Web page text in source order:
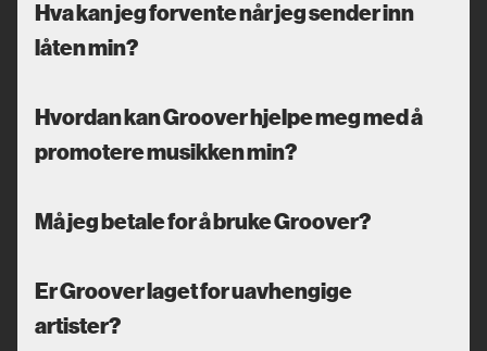
Hva kan jeg forvente når jeg sender inn
låten min?
Hvordan kan Groover hjelpe meg med å
promotere musikken min?
Må jeg betale for å bruke Groover?
Er Groover laget for uavhengige
artister?